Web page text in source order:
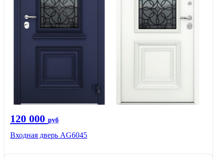
120 000 руб
Входная дверь AG6045